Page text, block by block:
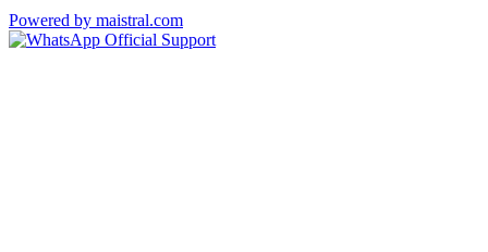
Powered by maistral.com